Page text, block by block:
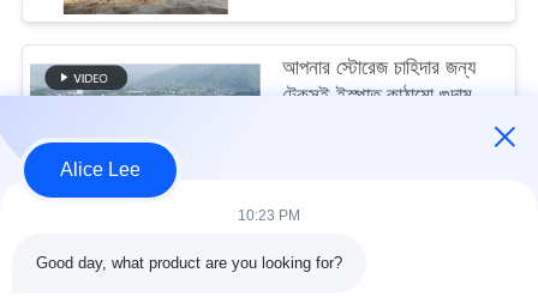
নীতি
আপনার স্টোরেজ চাহিদার জন্য
টেকসই ইস্পাত কাঠামো গুদাম
Alice Lee
10:23 PM
Good day, what product are you looking for?